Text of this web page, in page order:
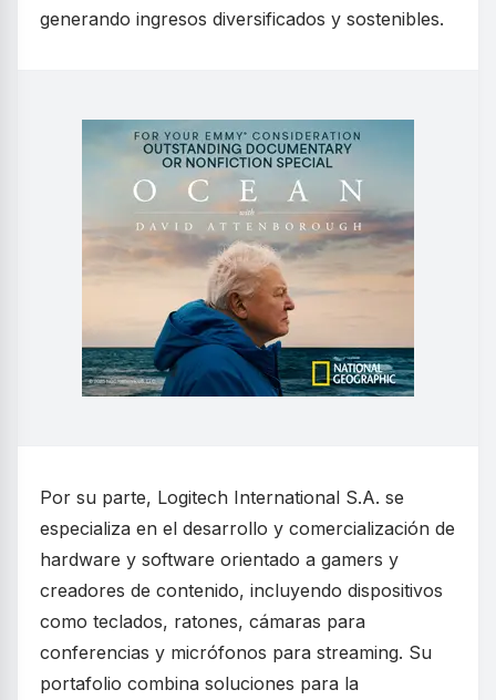
generando ingresos diversificados y sostenibles.
Por su parte, Logitech International S.A. se
especializa en el desarrollo y comercialización de
hardware y software orientado a gamers y
creadores de contenido, incluyendo dispositivos
como teclados, ratones, cámaras para
conferencias y micrófonos para streaming. Su
portafolio combina soluciones para la